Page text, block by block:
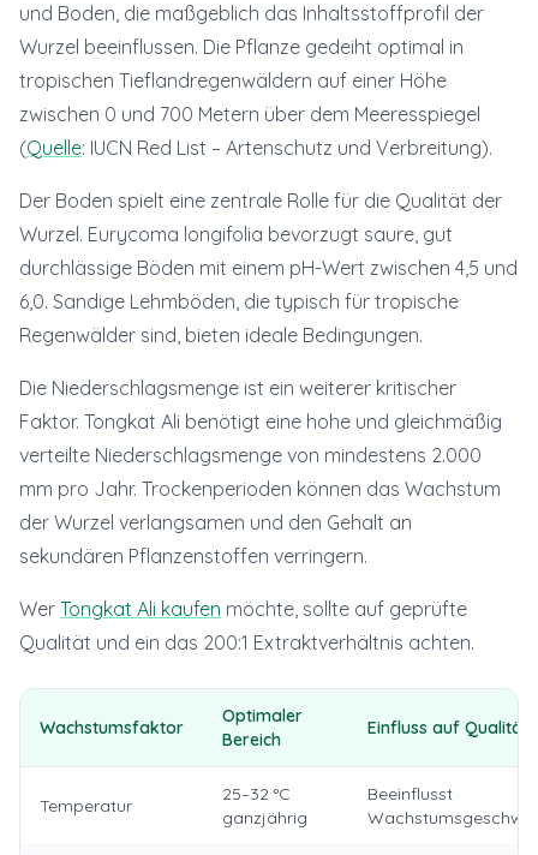
und Boden, die maßgeblich das Inhaltsstoffprofil der
Wurzel beeinflussen. Die Pflanze gedeiht optimal in
tropischen Tieflandregenwäldern auf einer Höhe
zwischen 0 und 700 Metern über dem Meeresspiegel
(Quelle: IUCN Red List – Artenschutz und Verbreitung).
Der Boden spielt eine zentrale Rolle für die Qualität der
Wurzel. Eurycoma longifolia bevorzugt saure, gut
durchlässige Böden mit einem pH-Wert zwischen 4,5 und
6,0. Sandige Lehmböden, die typisch für tropische
Regenwälder sind, bieten ideale Bedingungen.
Die Niederschlagsmenge ist ein weiterer kritischer
Faktor. Tongkat Ali benötigt eine hohe und gleichmäßig
verteilte Niederschlagsmenge von mindestens 2.000
mm pro Jahr. Trockenperioden können das Wachstum
der Wurzel verlangsamen und den Gehalt an
sekundären Pflanzenstoffen verringern.
Wer Tongkat Ali kaufen möchte, sollte auf geprüfte
Qualität und ein das 200:1 Extraktverhältnis achten.
Wachstumsfaktor
Optimaler
Bereich
Einfluss auf Qualität
Temperatur
25–32 °C
ganzjährig
Beeinflusst